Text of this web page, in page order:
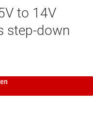
to 14V
step-down